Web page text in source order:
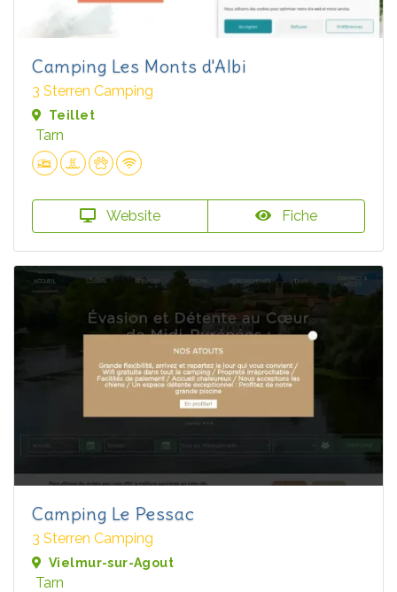
Camping Les Monts d'Albi
3 Sterren Camping
Teillet
Tarn
Website Fiche
Camping Le Pessac
3 Sterren Camping
Vielmur-sur-Agout
Tarn